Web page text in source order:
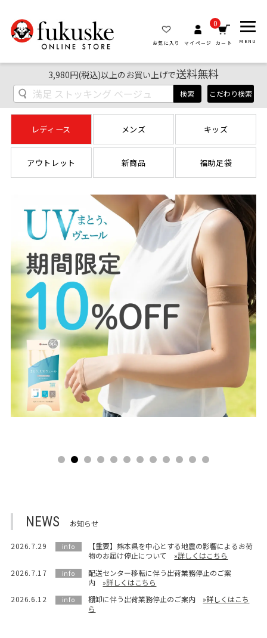
お気に入り マイページ
0
カート MENU
3,980円(税込)以上のお買い上げで送料無料
検索 こだわり検索
レディース メンズ キッズ
福助足袋
新商品
アウトレット
NEWS お知らせ
2026.7.29 info
【重要】熊本県を中心とする地震の影響によるお荷
物のお届け停止について »詳しくはこちら
2026.7.17
info
配送センター移転に伴う出荷業務停止のご案
内 »詳しくはこちら
2026.6.12
info 棚卸に伴う出荷業務停止のご案内 »詳しくはこち
ら